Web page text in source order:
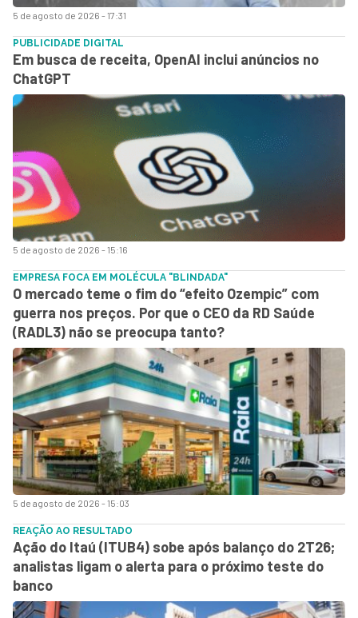
5 de agosto de 2026 - 17:31
5 de agosto de 2026 - 15:16
PUBLICIDADE DIGITAL
Em busca de receita, OpenAI inclui anúncios no
ChatGPT
5 de agosto de 2026 - 15:03
EMPRESA FOCA EM MOLÉCULA "BLINDADA"
O mercado teme o fim do “efeito Ozempic” com
guerra nos preços. Por que o CEO da RD Saúde
(RADL3) não se preocupa tanto?
REAÇÃO AO RESULTADO
Ação do Itaú (ITUB4) sobe após balanço do 2T26;
analistas ligam o alerta para o próximo teste do
banco